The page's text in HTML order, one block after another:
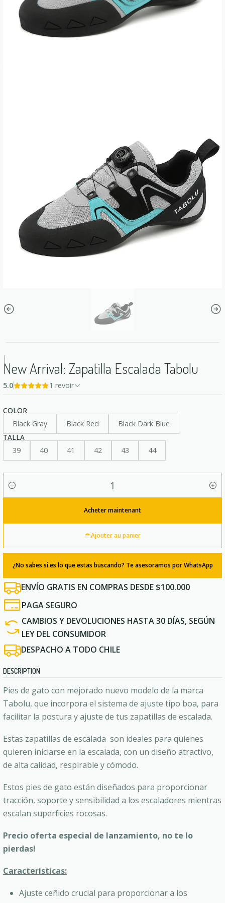
|
New Arrival: Zapatilla Escalada Tabolu
5.0 1 revoir
COLOR
Black Gray
Black Red
Black Dark Blue
TALLA
39
40 41 42 43 44
Quantité
Ajouter au panier
Acheter maintenant
¿No sabes si es lo que estas buscando? Te asesoramos por WhatsApp
ENVÍO GRATIS EN COMPRAS DESDE $100.000
PAGA SEGURO
CAMBIOS Y DEVOLUCIONES HASTA 30 DÍAS, SEGÚN
LEY DEL CONSUMIDOR
DESPACHO A TODO CHILE
DESCRIPTION
Pies de gato con mejorado nuevo modelo de la marca
Tabolu, que incorpora el sistema de ajuste tipo boa, para
facilitar la postura y ajuste de tus zapatillas de escalada.
Estas zapatillas de escalada son ideales para quienes
quieren iniciarse en la escalada, con un diseño atractivo,
de alta calidad, respirable y cómodo.
Estos pies de gato están diseñados para proporcionar
tracción, soporte y sensibilidad a los escaladores mientras
escalan superficies rocosas.
Precio oferta especial de lanzamiento, no te lo
pierdas!
Características:
Ajuste ceñido crucial para proporcionar a los